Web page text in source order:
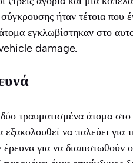
ήταν τέτοια που
εγκλωβίστηκαν στο
damage.
τραυματισμένα άτομα
να παλεύει για
για να διαπιστωθούν